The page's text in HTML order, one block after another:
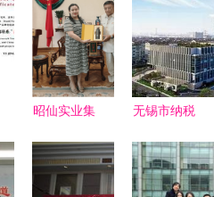
昭仙实业集
品获马达加
斯加驻华使
无锡市纳税
单揭晓 江
阴企业占据